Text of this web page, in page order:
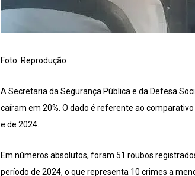
Foto: Reprodução
A Secretaria da Segurança Pública e da Defesa
caíram em 20%. O dado é referente ao
e de 2024.
Em números absolutos, foram 51 roubos
período de 2024, o que representa 10 crimes a